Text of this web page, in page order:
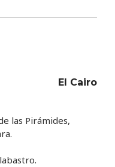
El Cairo
las Pirámides,